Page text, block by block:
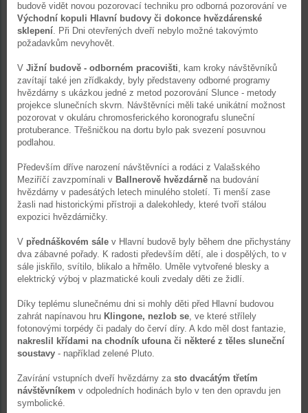
budově vidět novou pozorovací techniku pro odborná pozorování ve
Východní kopuli Hlavní budovy či dokonce hvězdárenské
sklepení. Při Dni otevřených dveří nebylo možné takovýmto
požadavkům nevyhovět.
V Jižní budově - odborném pracovišti, kam kroky návštěvníků
zavítají také jen zřídkakdy, byly představeny odborné programy
hvězdárny s ukázkou jedné z metod pozorování Slunce - metody
projekce slunečních skvrn. Návštěvníci měli také unikátní možnost
pozorovat v okuláru chromosferického koronografu sluneční
protuberance. Třešničkou na dortu bylo pak svezení posuvnou
podlahou.
Především dříve narození návštěvníci a rodáci z Valašského
Meziříčí zavzpomínali v Ballnerově hvězdárně na budování
hvězdárny v padesátých letech minulého století. Ti menší zase
žasli nad historickými přístroji a dalekohledy, které tvoří stálou
expozici hvězdárničky.
V přednáškovém sále v Hlavní budově byly během dne přichystány
dva zábavné pořady. K radosti především dětí, ale i dospělých, to v
sále jiskřilo, svítilo, blikalo a hřmělo. Uměle vytvořené blesky a
elektrický výboj v plazmatické kouli zvedaly děti ze židlí.
Díky teplému slunečnému dni si mohly děti před Hlavní budovou
zahrát napínavou hru Klingone, nezlob se, ve které střílely
fotonovými torpédy či padaly do červí díry. A kdo měl dost fantazie,
nakreslil křídami na chodník ufouna či některé z těles sluneční
soustavy - například zelené Pluto.
Zavírání vstupních dveří hvězdárny za sto dvacátým třetím
návštěvníkem v odpoledních hodinách bylo v ten den opravdu jen
symbolické.